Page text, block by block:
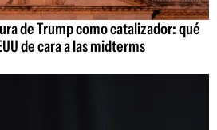
de Trump como catalizador: qué
de cara a las midterms